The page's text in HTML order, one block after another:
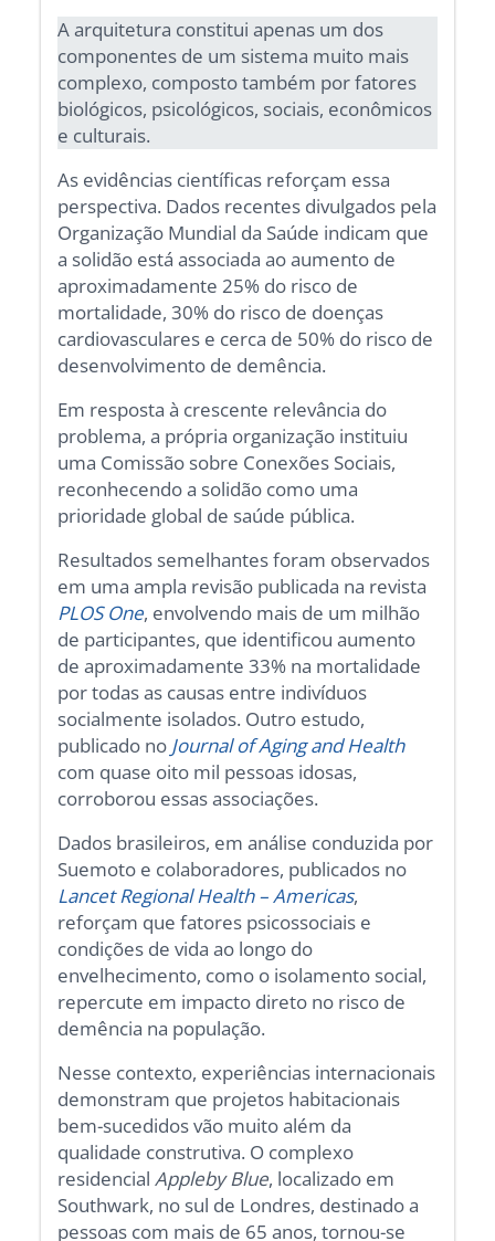
A arquitetura constitui apenas um dos
componentes de um sistema muito mais
complexo, composto também por fatores
biológicos, psicológicos, sociais, econômicos
e culturais.
As evidências científicas reforçam essa
perspectiva. Dados recentes divulgados pela
Organização Mundial da Saúde indicam que
a solidão está associada ao aumento de
aproximadamente 25% do risco de
mortalidade, 30% do risco de doenças
cardiovasculares e cerca de 50% do risco de
desenvolvimento de demência.
Em resposta à crescente relevância do
problema, a própria organização instituiu
uma Comissão sobre Conexões Sociais,
reconhecendo a solidão como uma
prioridade global de saúde pública.
Resultados semelhantes foram observados
em uma ampla revisão publicada na revista
PLOS One, envolvendo mais de um milhão
de participantes, que identificou aumento
de aproximadamente 33% na mortalidade
por todas as causas entre indivíduos
socialmente isolados. Outro estudo,
publicado no Journal of Aging and Health
com quase oito mil pessoas idosas,
corroborou essas associações.
Dados brasileiros, em análise conduzida por
Suemoto e colaboradores, publicados no
Lancet Regional Health – Americas,
reforçam que fatores psicossociais e
condições de vida ao longo do
envelhecimento, como o isolamento social,
repercute em impacto direto no risco de
demência na população.
Nesse contexto, experiências internacionais
demonstram que projetos habitacionais
bem-sucedidos vão muito além da
qualidade construtiva. O complexo
residencialAppleby Blue, localizado em
Southwark, no sul de Londres, destinado a
pessoas com mais de 65 anos, tornou-se